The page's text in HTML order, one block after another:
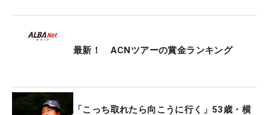
最新！ ACNツアーの賞金ランキング
「こっち取れたら向こうに行く」53歳・横